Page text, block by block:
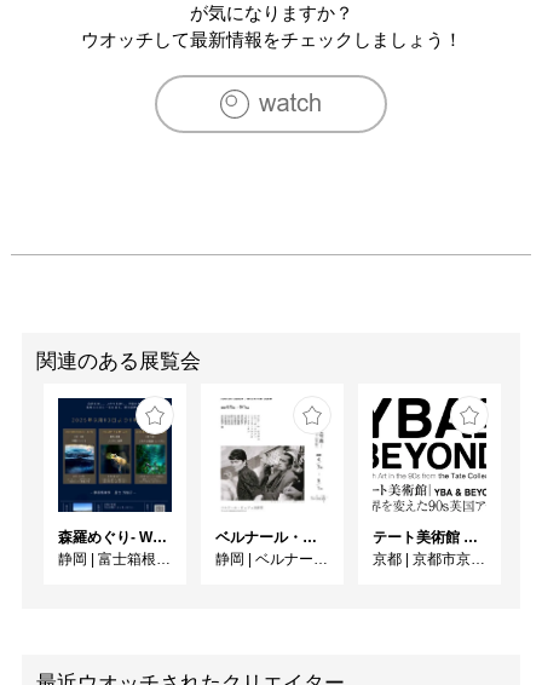
が気になりますか？
ウオッチして最新情報をチェックしましょう！
関連のある展覧会
森羅めぐり- Wandering in Shinra -
静岡 | 富士箱根カントリークラブ
ベルナール・ビュフェと写真 ーカメラがとらえたビュフェとその時代、そして21 世紀へ
静岡 | ベルナール・ビュフェ美術館
テート美術館 ― YBA & BEYOND 世界を変えた90s英国アート
京都 | 京都市京セラ美術館